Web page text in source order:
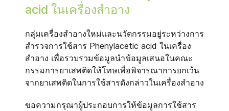
acid ในเครื่องสำอาง
กลุ่มเครื่องสำอางใหม่และนวัตกรรมอยู่ระหว่างการ
สำรวจการใช้สาร Phenylacetic acid ในเครื่อง
สำอาง เพื่อรวบรวมข้อมูลนำข้อมูลเสนอในคณะ
กรรมการยาเสพติดให้โทษเพื่อพิจารณาการยกเว้น
จากยาเสพติดในการใช้สารดังกล่าวในเครื่องสำอาง
ขอความกรุณาผู้ประกอบการให้ข้อมูลการใช้สาร